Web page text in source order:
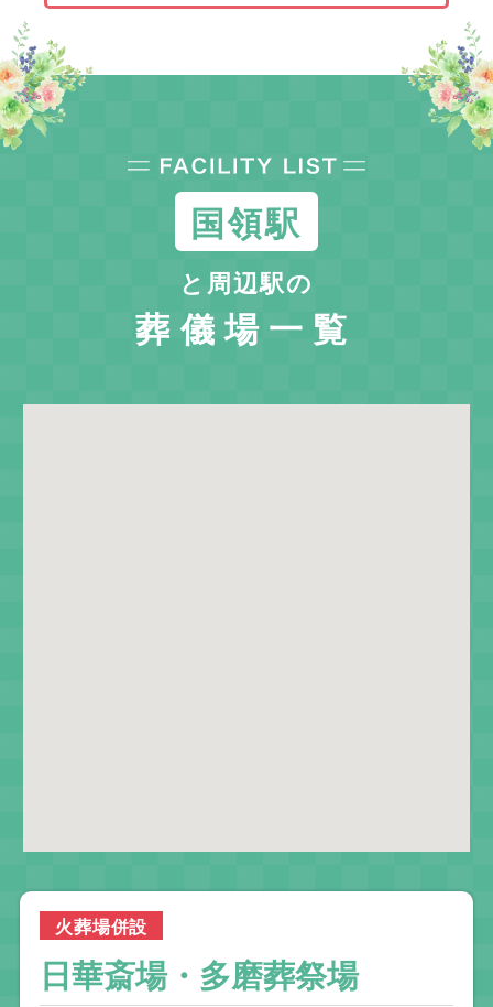
国領駅
と周辺駅の
葬儀場一覧
火葬場併設
日華斎場・多磨葬祭場